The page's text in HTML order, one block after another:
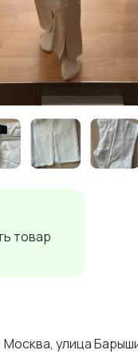
товар
улица